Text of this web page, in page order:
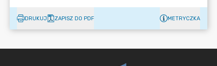
DRUKUJ ZAPISZ DO PDF METRYCZKA